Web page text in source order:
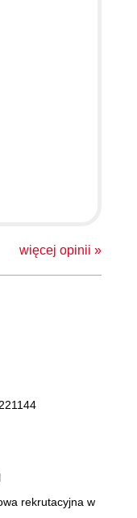
więcej opinii »
rekrutacyjna w